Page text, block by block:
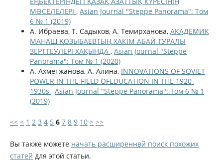
МƏСЕЛЕЛЕРІ , Asian Journal "Steppe Panorama": Том
6 № 1 (2019)
А. Ибраева, Т. Садыков, А. Темирханова, АКАДЕМИК
МАНАШ ҚОЗЫБАЕВТЫҢ ХАКІМ АБАЙ ТУРАЛЫ
ЗЕРТТЕУЛЕРІ ХАҚЫНДА , Asian Journal "Steppe
Panorama": Том № 1 (2020)
А. Ахметжанова, А. Алина, INNOVATIONS OF SOVIET
POWER IN THE FIELD OFEDUCATION IN THE 1920-
1930s , Asian Journal "Steppe Panorama": Том 6 № 1
(2019)
<< < 1 2 3 4 5 6 7 8 9 10 > >>
Вы также можете начать расширеннвй поиск похожих
статей для этой статьи.